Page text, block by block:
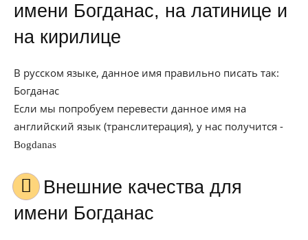
имени Богданас, на латинице и
на кирилице
В русском языке, данное имя правильно писать так:
Богданас
Если мы попробуем перевести данное имя на
английский язык (транслитерация), у нас получится -
Bogdanas
Внешние качества для
имени Богданас